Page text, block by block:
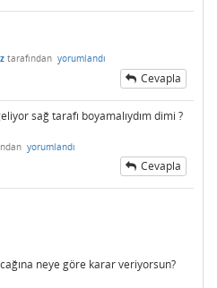
tarafından yorumlandı
Cevapla
sağ tarafı boyamalıydım dimi ?
yorumlandı
Cevapla
neye göre karar veriyorsun?